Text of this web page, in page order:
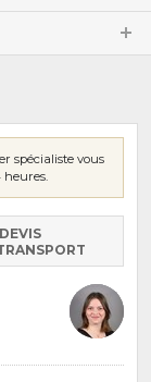
spécialiste vous
heures.
DEVIS